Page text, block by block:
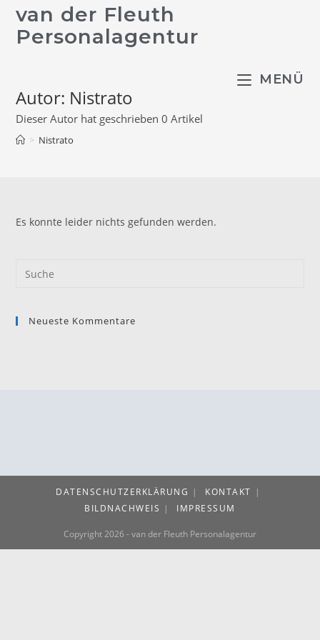
Zum
Inhalt
springen
van der Fleuth
Personalagentur
MENÜ
Autor: Nistrato
Dieser Autor hat geschrieben 0 Artikel
> Nistrato
Es konnte leider nichts gefunden werden.
Search
Neueste Kommentare
DATENSCHUTZERKLÄRUNG
KONTAKT
BILDNACHWEIS
IMPRESSUM
Copyright 2026 - van der Fleuth Personalagentur